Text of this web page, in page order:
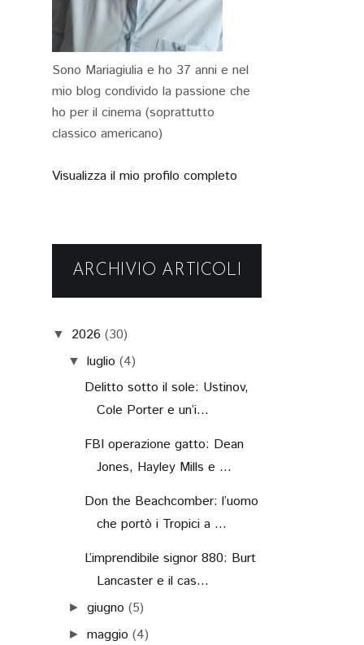
Sono Mariagiulia e ho 37 anni e nel
mio blog condivido la passione che
ho per il cinema (soprattutto
classico americano)
Visualizza il mio profilo completo
ARCHIVIO ARTICOLI
▼ 2026 (30)
▼ luglio (4)
Delitto sotto il sole: Ustinov,
Cole Porter e un’i...
FBI operazione gatto: Dean
Jones, Hayley Mills e ...
Don the Beachcomber: l’uomo
che portò i Tropici a ...
L’imprendibile signor 880: Burt
Lancaster e il cas...
►giugno (5)
►maggio (4)